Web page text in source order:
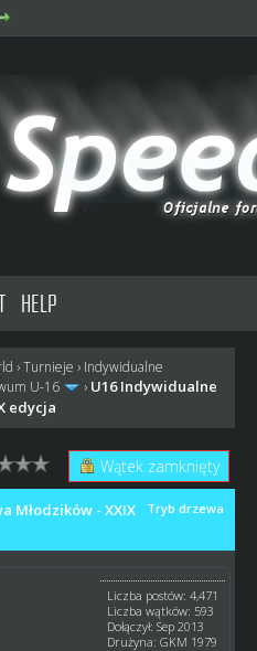
HELP
›Turnieje › Indywidualne
U-16 › U16 Indywidualne
edycja
Wątek zamknięty
Tryb drzewa
Młodzików - XXIX
Liczba postów: 4,471
Liczba wątków: 593
Dołączył: Sep 2013
Drużyna: GKM 1979